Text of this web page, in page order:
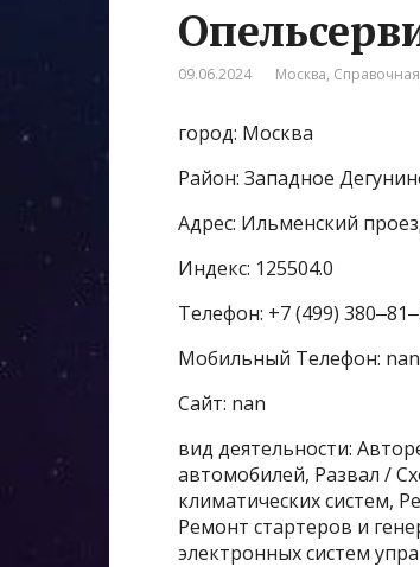
09.06.2024 Москва, Справочная
город: Москва
Район: Западное
Адрес: Ильменский
Индекс: 125504.0
Телефон: +7 (499)
Мобильный Телефон: nan
Сайт: nan
вид деятельности:
автомобилей, Развал /
климатических систем,
Ремонт стартеров и
электронных систем